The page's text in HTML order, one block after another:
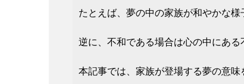
たとえば、夢の中の家族が和やかな様
逆に、不和である場合は心の中にある
本記事では、家族が登場する夢の意味